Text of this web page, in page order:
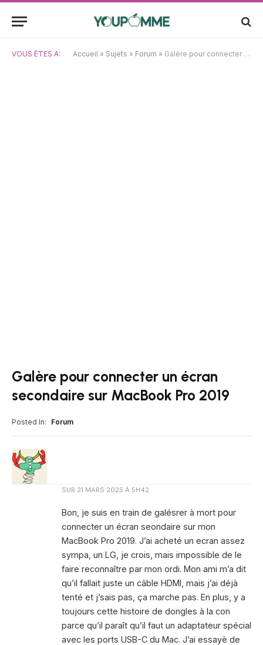
VOUS ÊTES À: Accueil » Sujets » Forum » Galère pour connecter un écran secondaire sur MacBook Pro 2019
Galère pour connecter un écran
secondaire sur MacBook Pro 2019
Posted In: Forum
SUR 21 MARS 2025 À 5H42
Bon, je suis en train de galésrer à mort pour
connecter un écran seondaire sur mon
MacBook Pro 2019. J’ai acheté un ecran assez
sympa, un LG, je crois, mais impossible de le
faire reconnaître par mon ordi. Mon ami m’a dit
qu’il fallait juste un câble HDMI, mais j’ai déjà
tenté et j’sais pas, ça marche pas. En plus, y a
toujours cette histoire de dongles à la con
parce qu’il paraît qu’il faut un adaptateur spécial
avec les ports USB-C du Mac. J’ai essayè de